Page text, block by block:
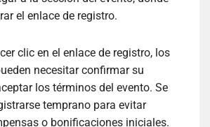
el enlace de registro.
clic en el enlace de registro, los
necesitar confirmar su
los términos del evento. Se
temprano para evitar
o bonificaciones iniciales.